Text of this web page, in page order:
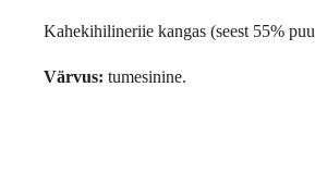
Kahekihilineriie kangas (seest 55%
Värvus: tumesinine.